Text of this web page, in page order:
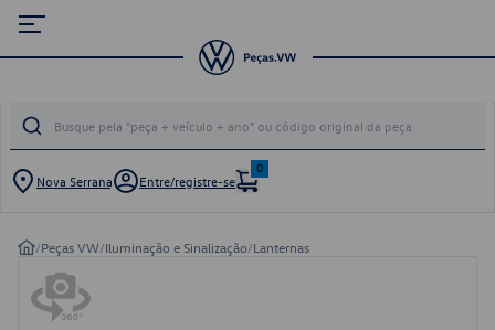
Nova Serrana Entre/registre-se
0
/Peças VW/Iluminação e Sinalização/Lanternas